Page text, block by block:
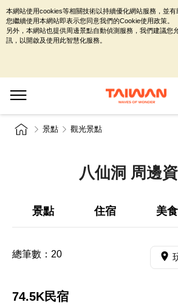
景點 觀光景點
八仙洞 周邊
景點 住宿 美食
總筆數： 20
74.5K民宿
本網站使用cookies等相關技術以持續優化網站服務，並
您繼續使用本網站即表示您同意我們的Cookie使用政策。
另外，本網站也提供周邊景點自動偵測服務，我們建議您
訊，以開啟及使用此智慧化服務。